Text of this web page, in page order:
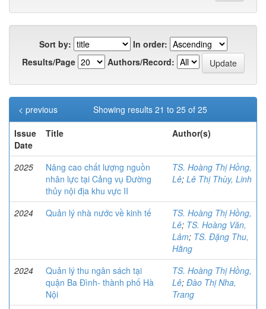
Sort by:
In order:
Results/Page
Authors/Record:
Showing results 21 to 25 of 25
< previous
Issue
Date
Title Author(s)
2025
Nâng cao chất lượng nguồn
nhân lực tại Cảng vụ Đường
thủy nội địa khu vực II
TS. Hoàng Thị Hồng,
Lê; Lê Thị Thùy, Linh
2024 Quản lý nhà nước về kinh tế
TS. Hoàng Thị Hồng,
Lê; TS. Hoàng Văn,
Lâm; TS. Đặng Thu,
Hằng
2024
Quản lý thu ngân sách tại
quận Ba Đình- thành phố Hà
Nội
TS. Hoàng Thị Hồng,
Lê; Đào Thị Nha,
Trang